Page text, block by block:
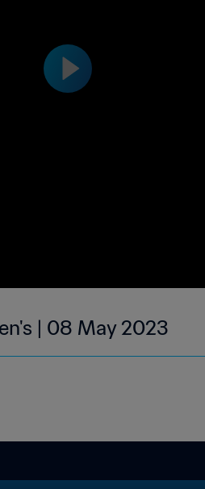
| 08 May 2023